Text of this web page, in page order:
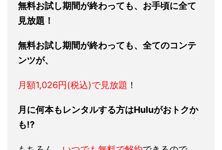
無料お試し期間が終わっても、お手頃に全て
見放題！
無料お試し期間が終わっても、全てのコンテ
ンツが、
月額1,026円(税込)で見放題 ！
月に何本もレンタルする方はHuluがおトクか
も!?